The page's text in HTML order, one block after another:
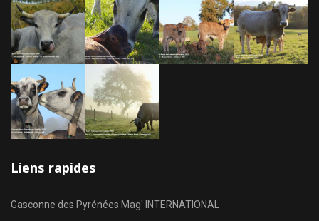
Liens rapides
Gasconne des Pyrénées Mag' INTERNATIONAL